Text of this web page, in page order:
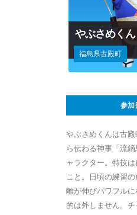
やぶさめくん
福島県古殿町
参加
やぶさめくんは古
ら伝わる神事「流
ャラクター。特技
こと。日頃の練習
離が伸びパワフル
的は外しません。